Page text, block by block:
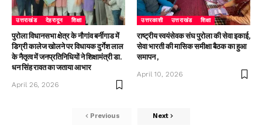
उत्तराखंड देहरादून शिक्षा
पुरोला विधानसभा क्षेत्र के नौगांव बर्नीगाड में
डिग्री कालेज खोलने पर विधायक दुर्गेश लाल
के नैतृत्व में जनप्रतिनिधियों ने शिक्षामंत्री डा.
धन सिंह रावत का जताया आभार
April 26, 2026
उत्तरकाशी उत्तराखंड शिक्षा
राष्ट्रीय स्वयंसेवक संघ पुरोला की सेवा इकाई,
सेवा भारती की मासिक समीक्षा बैठक का हुआ
समापन ,
April 10, 2026
Previous Next